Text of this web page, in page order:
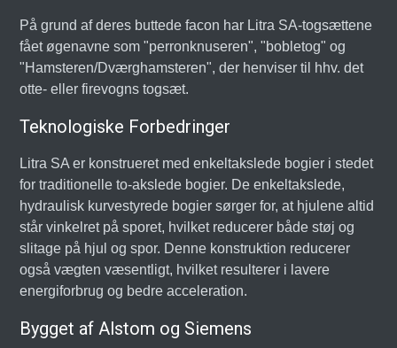
På grund af deres buttede facon har Litra SA-togsættene
fået øgenavne som "perronknuseren", "bobletog" og
"Hamsteren/Dværghamsteren", der henviser til hhv. det
otte- eller firevogns togsæt.
Teknologiske Forbedringer
Litra SA er konstrueret med enkeltakslede bogier i stedet
for traditionelle to-akslede bogier. De enkeltakslede,
hydraulisk kurvestyrede bogier sørger for, at hjulene altid
står vinkelret på sporet, hvilket reducerer både støj og
slitage på hjul og spor. Denne konstruktion reducerer
også vægten væsentligt, hvilket resulterer i lavere
energiforbrug og bedre acceleration.
Bygget af Alstom og Siemens